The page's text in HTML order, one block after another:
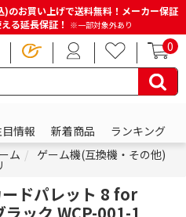
のお買い上げで送料無料！メーカー保証
る延長保証！ ※一部対象外あり
0
情報 新着商品
ランキング
ム ゲーム機(互換機・その他)
ドパレット 8 for